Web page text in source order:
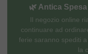
🌿 Antica
Il negozio online
continuare ad
ferie saranno spediti
la